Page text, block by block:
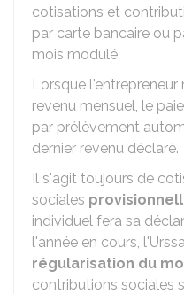
cotisations et
par carte bancaire ou
mois modulé.
Lorsque
revenu mensuel, le
par prélèvement
dernier revenu déclaré.
Il s'agit toujours de
sociales
individuel fera sa
l'année en cours,
régularisation du
contributions sociales